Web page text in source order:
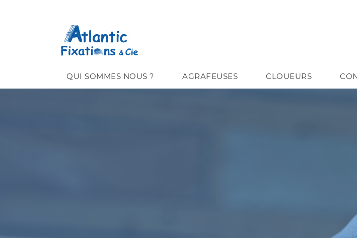
QUI SOMMES NOUS ? AGRAFEUSES CLOUEURS